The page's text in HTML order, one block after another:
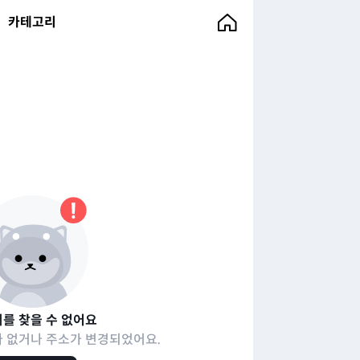
카테고리
찾을 수 없어요
없거나 주소가 변경되었어요.